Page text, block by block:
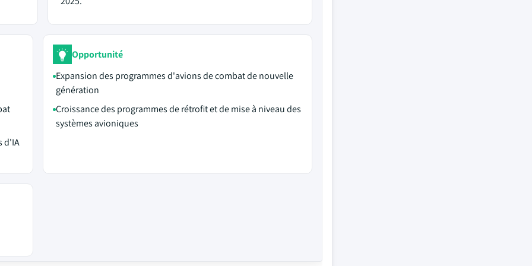
d'IA
Opportunité
Expansion des programmes d'avions de combat de nouvelle
génération
Croissance des programmes de rétrofit et de mise à niveau des
systèmes avioniques